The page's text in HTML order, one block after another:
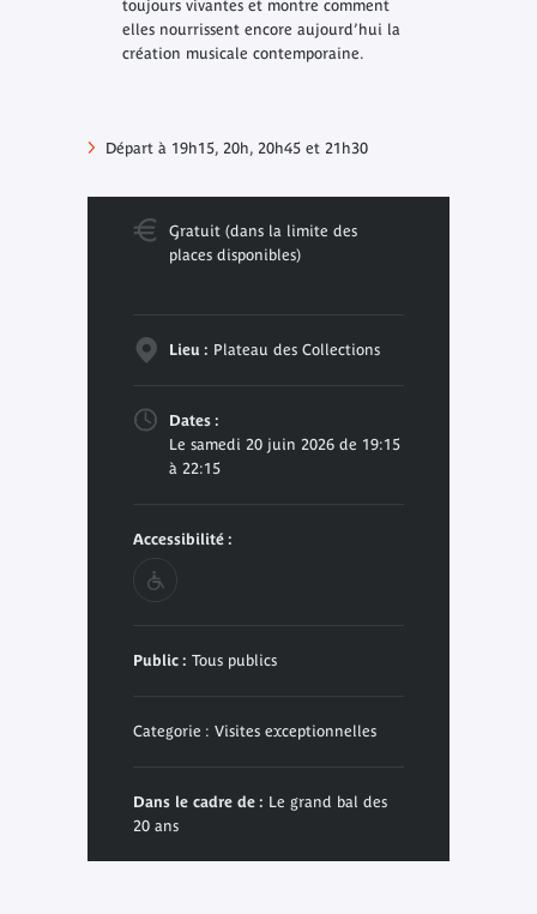
toujours vivantes et montre comment
elles nourrissent encore aujourd’hui la
création musicale contemporaine.
Départ à 19h15, 20h, 20h45 et 21h30
Gratuit (dans la limite des
places disponibles)
Lieu : Plateau des Collections
Dates :
Le samedi 20 juin 2026 de 19:15
à 22:15
Accessibilité :
Public : Tous publics
Categorie : Visites exceptionnelles
Dans le cadre de : Le grand bal des
20 ans